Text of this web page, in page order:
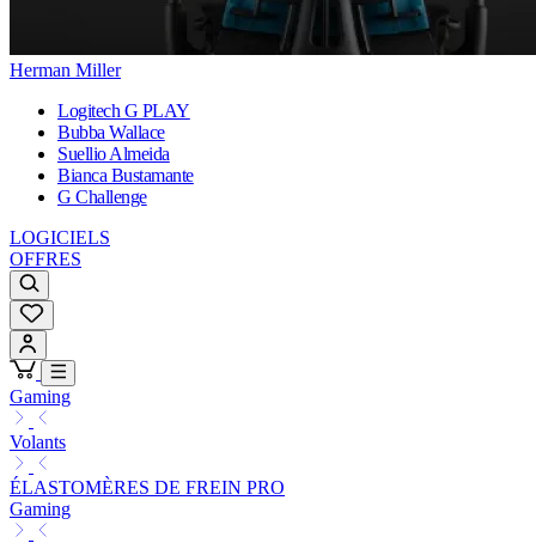
Herman Miller
Logitech G PLAY
Bubba Wallace
Suellio Almeida
Bianca Bustamante
G Challenge
LOGICIELS
OFFRES
Gaming
Volants
ÉLASTOMÈRES DE FREIN PRO
Gaming